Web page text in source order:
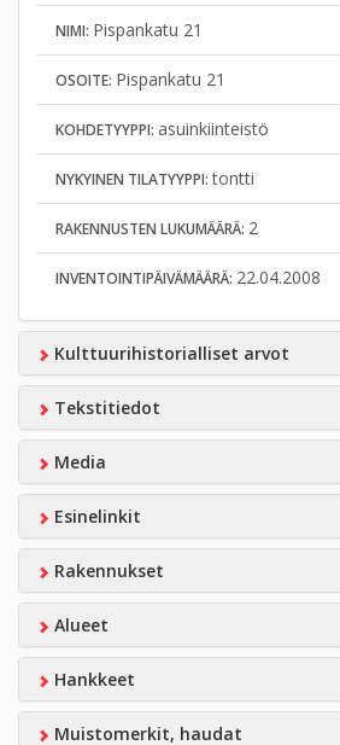
NIMI: Pispankatu 21
OSOITE: Pispankatu 21
KOHDETYYPPI: asuinkiinteistö
NYKYINEN TILATYYPPI:tontti
RAKENNUSTEN LUKUMÄÄRÄ: 2
INVENTOINTIPÄIVÄMÄÄRÄ: 22.04.2008
Kulttuurihistorialliset arvot
Tekstitiedot
Media
Esinelinkit
Rakennukset
Alueet
Hankkeet
Muistomerkit, haudat